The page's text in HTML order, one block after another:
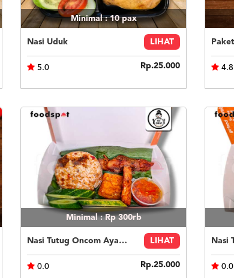
Minimal : 10pax
Nasi Uduk LIHAT
5.0 Rp.25.000 4.8
Minimal : Rp 300rb
Nasi Tutug Oncom Ayam Nyicheapin Tahu Tempe LIHAT
0.0 Rp.25.000 0.0